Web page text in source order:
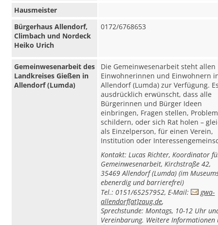
Hausmeister
Bürgerhaus Allendorf,
Climbach und Nordeck
Heiko Urich
0172/6768653
Gemeinwesenarbeit des
Landkreises Gießen in
Allendorf (Lumda)
Die Gemeinwesenarbeit steht allen
Einwohnerinnen und Einwohnern
Allendorf (Lumda) zur Verfügung.
ausdrücklich erwünscht, dass alle
Bürgerinnen und Bürger Ideen
einbringen, Fragen stellen,
schildern, oder sich Rat holen –
als Einzelperson, für einen Verein,
Institution oder
Kontakt: Lucas Richter, Koordinator
Gemeinwesenarbeit, Kirchstraße 42,
35469 Allendorf (Lumda) (im
ebenerdig und barrierefrei)
Tel.: 0151/65257952, E-Mail:
gwa-
allendorf[at]zaug.de,
Sprechstunde: Montags, 10-12 Uhr
Vereinbarung. Weitere